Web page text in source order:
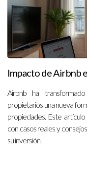
Impacto de Airbnb
Airbnb ha
propietarios una nueva
propiedades. Este
con casos reales y
su inversión.